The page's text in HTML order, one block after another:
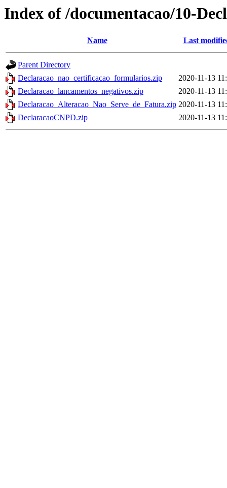
Index of /documentacao/10-
Name Last
Parent Directory
Declaracao_nao_certificacao_formularios.zip
2020-11-13
Declaracao_lancamentos_negativos.zip
2020-11-13
Declaracao_Alteracao_Nao_Serve_de_Fatura.zip 2020-11-13
DeclaracaoCNPD.zip
2020-11-13